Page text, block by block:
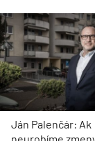
Ján Palenčár: Ak